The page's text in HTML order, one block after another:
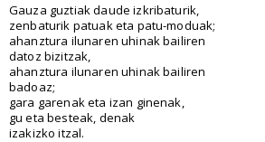
Gauza guztiak daude izkribaturik,
zenbaturik patuak eta patu-moduak;
ahanztura ilunaren uhinak bailiren
datoz bizitzak,
ahanztura ilunaren uhinak bailiren
badoaz;
gara garenak eta izan ginenak,
gu eta besteak, denak
izakizko itzal.